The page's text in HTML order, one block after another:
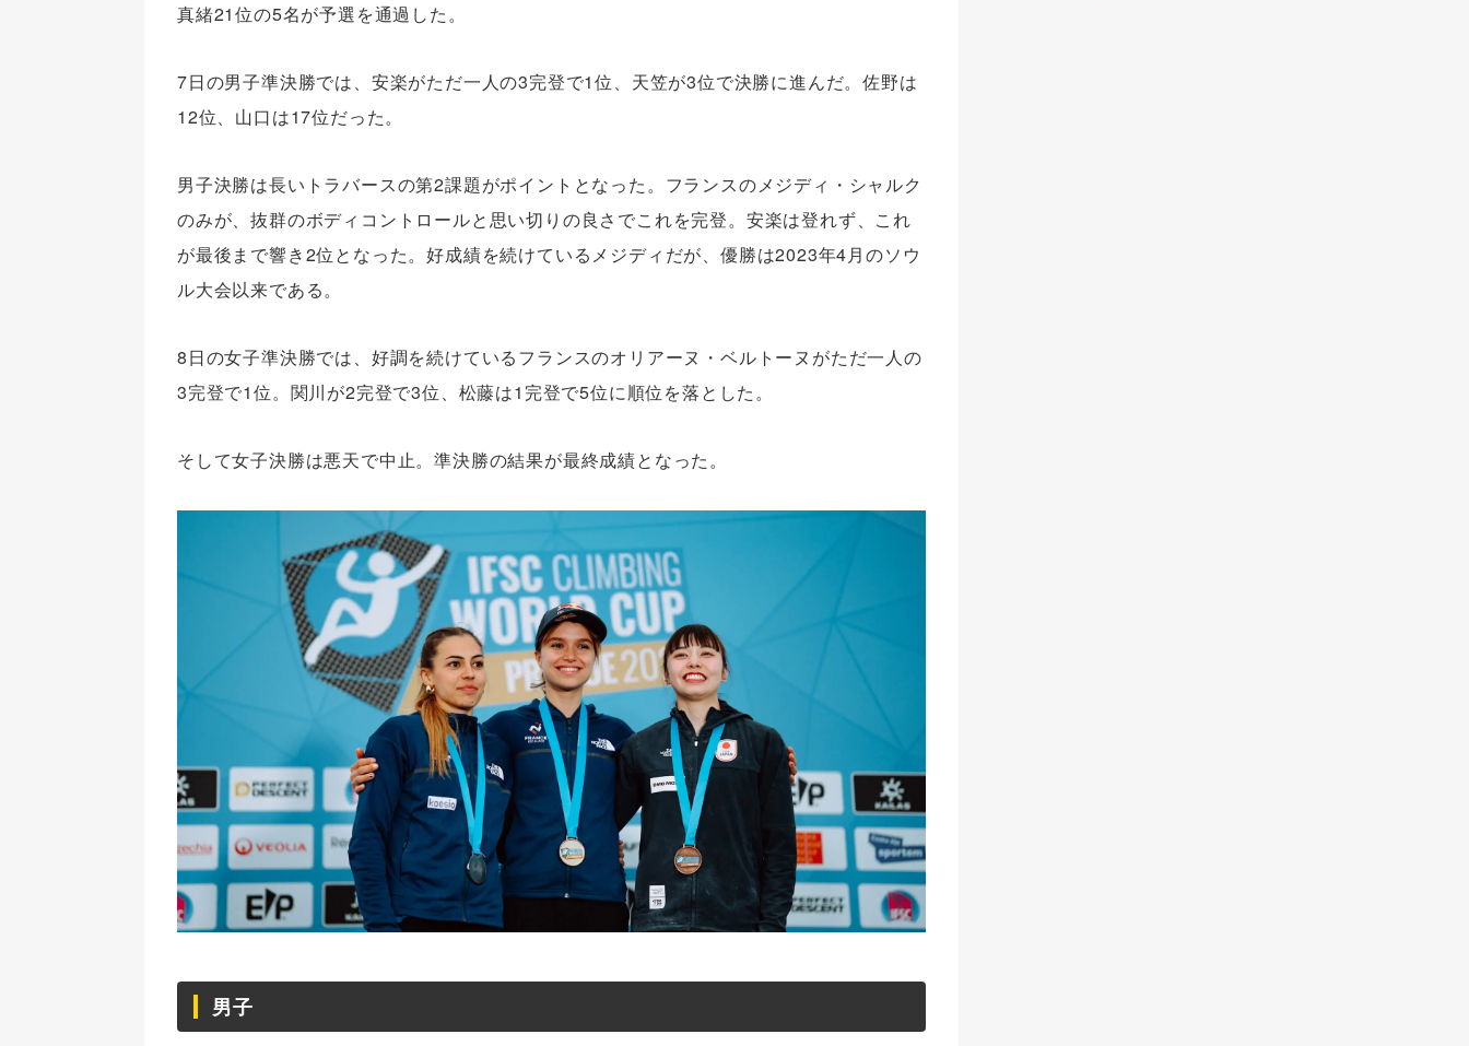
真緒21位の5名が予選を通過した。
7日の男子準決勝では、安楽がただ一人の3完登で1位、天笠が3位で決勝に進んだ。佐野は
12位、山口は17位だった。
男子決勝は長いトラバースの第2課題がポイントとなった。フランスのメジディ・シャルク
のみが、抜群のボディコントロールと思い切りの良さでこれを完登。安楽は登れず、これ
が最後まで響き2位となった。好成績を続けているメジディだが、優勝は2023年4月のソウ
ル大会以来である。
8日の女子準決勝では、好調を続けているフランスのオリアーヌ・ベルトーヌがただ一人の
3完登で1位。関川が2完登で3位、松藤は1完登で5位に順位を落とした。
そして女子決勝は悪天で中止。準決勝の結果が最終成績となった。
男子